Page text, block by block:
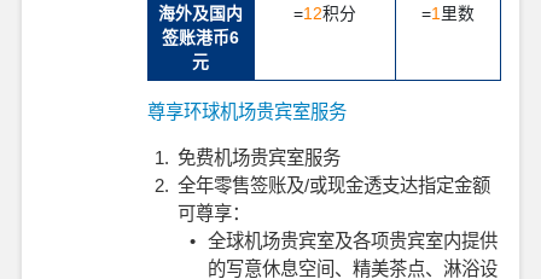
海外及国内
签账港币6
元
=12积分 =1 里数
尊享环球机场贵宾室服务
1. 免费机场贵宾室服务
2. 全年零售签账及/或现金透支达指定金额
可尊享：
•
全球机场贵宾室及各项贵宾室内提供
的写意休息空间、精美茶点、淋浴设